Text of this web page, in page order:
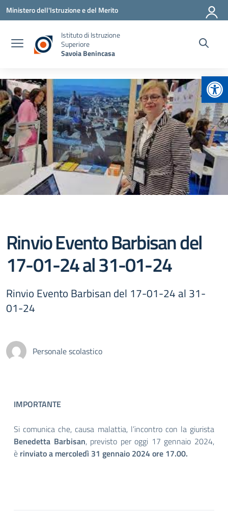
Vai ai contenuti
Vai al menu di navigazione
Vai al footer
Ministero dell'Istruzione e del Merito
Istituto di Istruzione
Superiore
Savoia Benincasa
Rinvio Evento Barbisan del
17-01-24 al 31-01-24
Rinvio Evento Barbisan del 17-01-24 al 31-
01-24
Personale scolastico
IMPORTANTE
Si comunica che, causa malattia, l’incontro con la giurista
Benedetta Barbisan, previsto per oggi 17 gennaio 2024,
è rinviato a mercoledì 31 gennaio 2024 ore 17.00.